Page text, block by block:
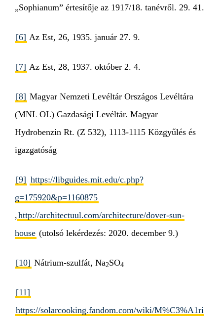
„Sophianum” értesítője az 1917/18. tanévről. 29. 41.
[6] Az Est, 26, 1935. január 27. 9.
[7] Az Est, 28, 1937. október 2. 4.
[8] Magyar Nemzeti Levéltár Országos Levéltára
(MNL OL) Gazdasági Levéltár. Magyar
Hydrobenzin Rt. (Z 532), 1113-1115 Közgyűlés és
igazgatóság
[9] https://libguides.mit.edu/c.php?
g=175920&p=1160875
, http://architectuul.com/architecture/dover-sun-
house (utolsó lekérdezés: 2020. december 9.)
[10] Nátrium-szulfát, Na2SO4
[11]
https://solarcooking.fandom.com/wiki/M%C3%A1ri